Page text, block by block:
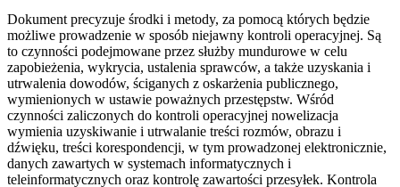
Dokument precyzuje środki i metody, za pomocą których będzie
możliwe prowadzenie w sposób niejawny kontroli operacyjnej. Są
to czynności podejmowane przez służby mundurowe w celu
zapobieżenia, wykrycia, ustalenia sprawców, a także uzyskania i
utrwalenia dowodów, ściganych z oskarżenia publicznego,
wymienionych w ustawie poważnych przestępstw. Wśród
czynności zaliczonych do kontroli operacyjnej nowelizacja
wymienia uzyskiwanie i utrwalanie treści rozmów, obrazu i
dźwięku, treści korespondencji, w tym prowadzonej elektronicznie,
danych zawartych w systemach informatycznych i
teleinformatycznych oraz kontrolę zawartości przesyłek. Kontrola